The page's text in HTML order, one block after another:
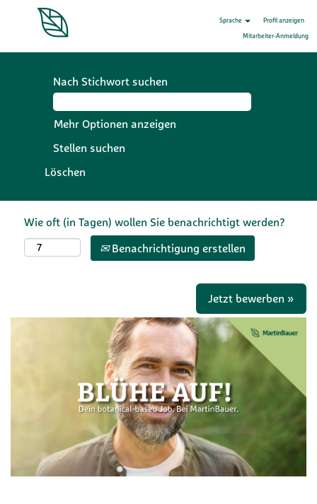
Sprache
Profil anzeigen
Mitarbeiter-Anmeldung
Nach Stichwort suchen
Mehr Optionen anzeigen
Löschen
Wie oft (in Tagen) wollen Sie benachrichtigt werden?
Benachrichtigung erstellen
Jetzt bewerben »